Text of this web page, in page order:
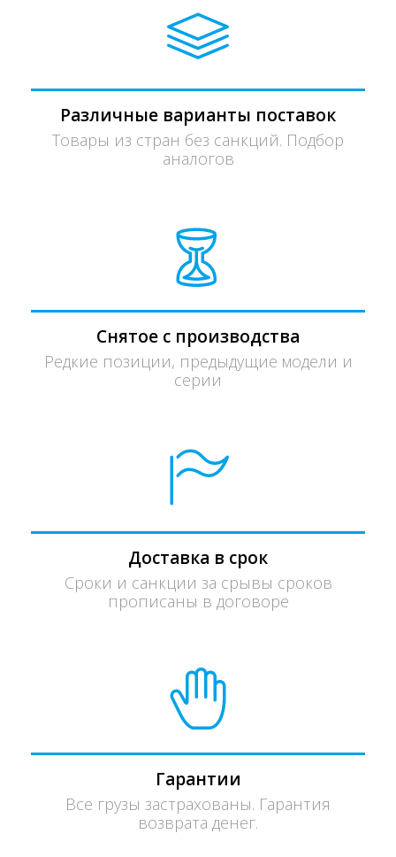
Различные варианты поставок
Товары из стран без санкций. Подбор
аналогов
Снятое с производства
Редкие позиции, предыдущие модели и
серии
Доставка в срок
Сроки и санкции за срывы сроков
прописаны в договоре
Гарантии
Все грузы застрахованы. Гарантия
возврата денег.